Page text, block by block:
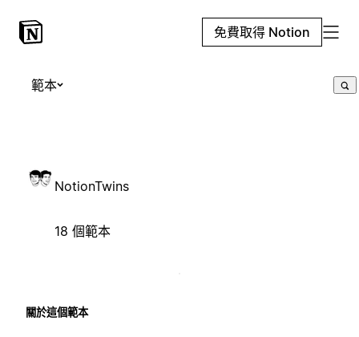
免費取得 Notion
範本
NotionTwins
18 個範本
關於這個範本